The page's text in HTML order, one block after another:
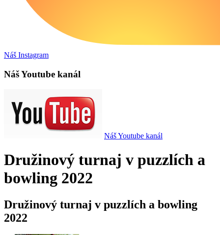
Náš Instagram
Náš Youtube kanál
Náš Youtube kanál
Družinový turnaj v puzzlích a
bowling 2022
Družinový turnaj v puzzlích a bowling
2022